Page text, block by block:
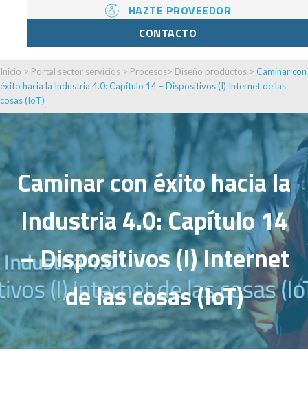
HAZTE PROVEEDOR
CONTACTO
Inicio > Portal sector servicios > Procesos> Diseño productos > Caminar con
éxito hacia la Industria 4.0: Capítulo 14 – Dispositivos (I) Internet de las
cosas (IoT)
Caminar con éxito hacia la
Industria 4.0: Capítulo 14
– Dispositivos (I) Internet
de las cosas (IoT)